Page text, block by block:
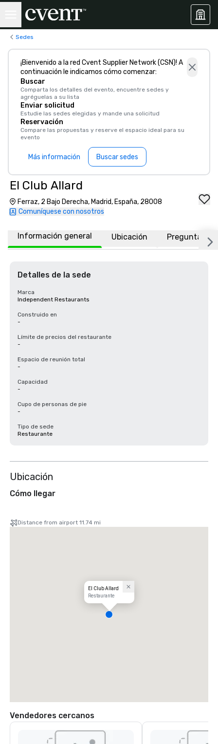
Sedes
¡Bienvenido a la red Cvent Supplier Network (CSN)! A
continuación le indicamos cómo comenzar:
Buscar
Comparta los detalles del evento, encuentre sedes y
agréguelas a su lista
Enviar solicitud
Estudie las sedes elegidas y mande una solicitud
Reservación
Compare las propuestas y reserve el espacio ideal para su
evento
Más información Buscar sedes
El Club Allard
Ferraz, 2 Bajo Derecha, Madrid, España, 28008
Comuníquese con nosotros
Información general Ubicación Preguntas
Detalles de la sede
Marca
Independent Restaurants
Construido en
-
Límite de precios del restaurante
-
Espacio de reunión total
-
Capacidad
-
Cupo de personas de pie
-
Tipo de sede
Restaurante
Ubicación
Cómo llegar
Distance from airport 11.74 mi
El Club Allard
Restaurante
Vendedores cercanos